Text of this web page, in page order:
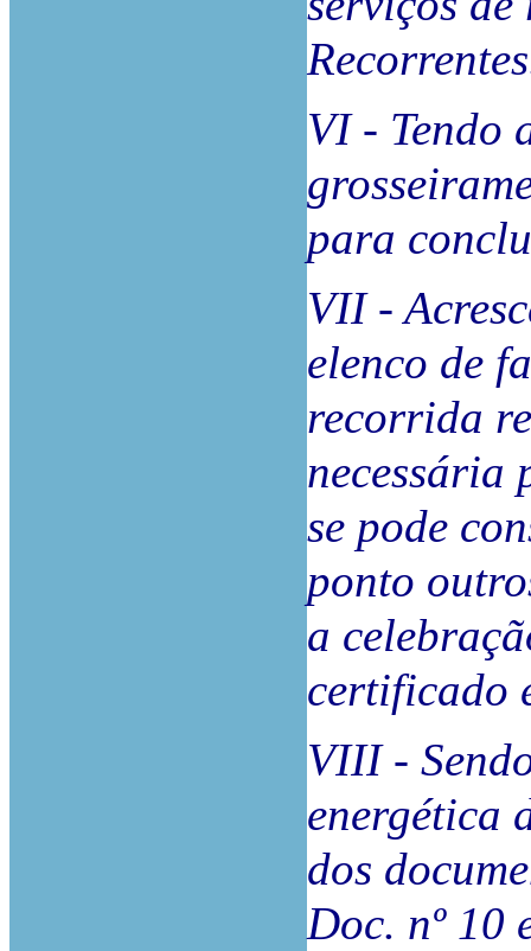
VI - Tendo
para
VII -
elenco de
recorrida
necessária
se pode
ponto
a
certificado
VIII -
energética
dos
Doc. nº 10